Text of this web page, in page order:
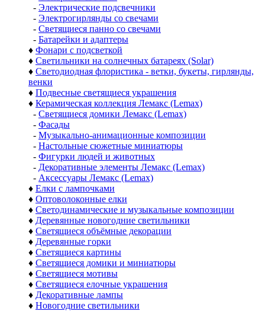
- Электрические подсвечники
- Электрогирлянды со свечами
- Светящиеся панно со свечами
- Батарейки и адаптеры
♦ Фонари с подсветкой
♦ Светильники на солнечных батареях (Solar)
♦ Светодиодная флористика - ветки, букеты, гирлянды,
венки
♦ Подвесные светящиеся украшения
♦ Керамическая коллекция Лемакс (Lemax)
- Светящиеся домики Лемакс (Lemax)
- Фасады
- Музыкально-анимационные композиции
- Настольные сюжетные миниатюры
- Фигурки людей и животных
- Декоративные элементы Лемакс (Lemax)
- Аксессуары Лемакс (Lemax)
♦ Елки с лампочками
♦ Оптоволоконные елки
♦ Светодинамические и музыкальные композиции
♦ Деревянные новогодние светильники
♦ Светящиеся объёмные декорации
♦ Деревянные горки
♦ Светящиеся картины
♦ Светящиеся домики и миниатюры
♦ Светящиеся мотивы
♦ Светящиеся елочные украшения
♦ Декоративные лампы
♦ Новогодние светильники